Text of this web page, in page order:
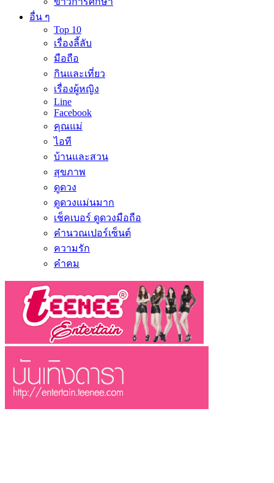
อื่น ๆ
Top 10
เรื่องลี้ลับ
มือถือ
กินและเที่ยว
เรื่องผู้หญิง
Line
Facebook
คุณแม่
ไอที
บ้านและสวน
สุขภาพ
ดูดวง
ดูดวงแม่นมาก
เช็คเบอร์ ดูดวงมือถือ
คำนวณเปอร์เซ็นต์
ความรัก
คำคม